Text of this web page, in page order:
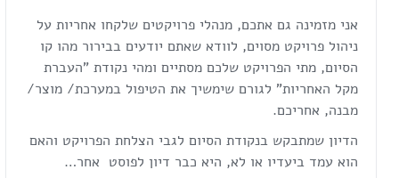
אני מזמינה גם אתכם, מנהלי פרויקטים שלקחו אחריות על
ניהול פרויקט מסוים, לוודא שאתם יודעים בבירור מהו קו
הסיום, מתי הפרויקט שלכם מסתיים ומהי נקודת "העברת
מקל האחריות" לגורם שימשיך את הטיפול במערכת/ מוצר/
מבנה, אחריכם.
הדיון שמתבקש בנקודת הסיום לגבי הצלחת הפרויקט והאם
הוא עמד ביעדיו או לא, היא כבר דיון לפוסט אחר…